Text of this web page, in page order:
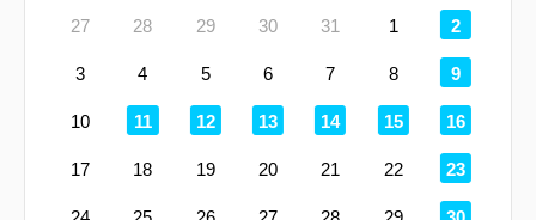
27 28 29 30 31 1 2
定
休
日
3 4 5 6 7 8 9
定
休
日
10 11
定
休
日
12
定
休
日
13
定
休
日
14
定
休
日
15
定
休
日
16
定
休
日
17 18 19 20 21 22 23
定
休
日
定